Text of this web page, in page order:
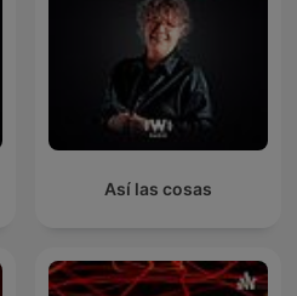
Así las cosas